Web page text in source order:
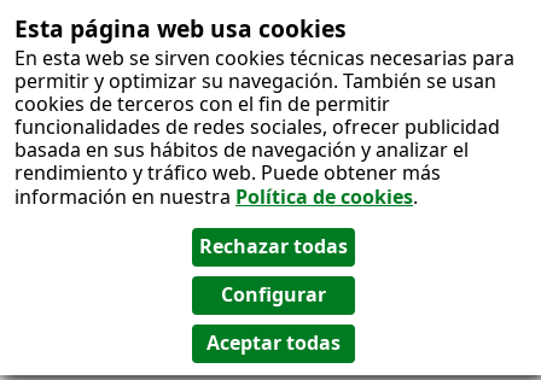
Esta página web usa cookies
En esta web se sirven cookies técnicas necesarias para
permitir y optimizar su navegación. También se usan
cookies de terceros con el fin de permitir
funcionalidades de redes sociales, ofrecer publicidad
basada en sus hábitos de navegación y analizar el
rendimiento y tráfico web. Puede obtener más
información en nuestra Política de cookies.